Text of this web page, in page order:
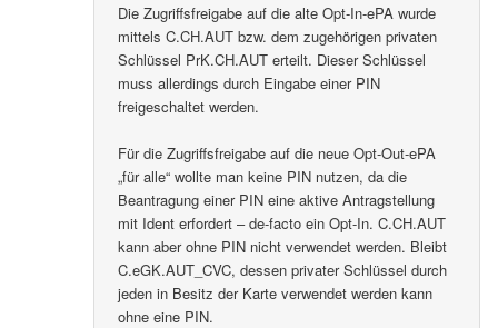
Die Zugriffsfreigabe auf die alte Opt-In-ePA wurde
mittels C.CH.AUT bzw. dem zugehörigen privaten
Schlüssel PrK.CH.AUT erteilt. Dieser Schlüssel
muss allerdings durch Eingabe einer PIN
freigeschaltet werden.
Für die Zugriffsfreigabe auf die neue Opt-Out-ePA
„für alle“ wollte man keine PIN nutzen, da die
Beantragung einer PIN eine aktive Antragstellung
mit Ident erfordert – de-facto ein Opt-In. C.CH.AUT
kann aber ohne PIN nicht verwendet werden. Bleibt
C.eGK.AUT_CVC, dessen privater Schlüssel durch
jeden in Besitz der Karte verwendet werden kann
ohne eine PIN.